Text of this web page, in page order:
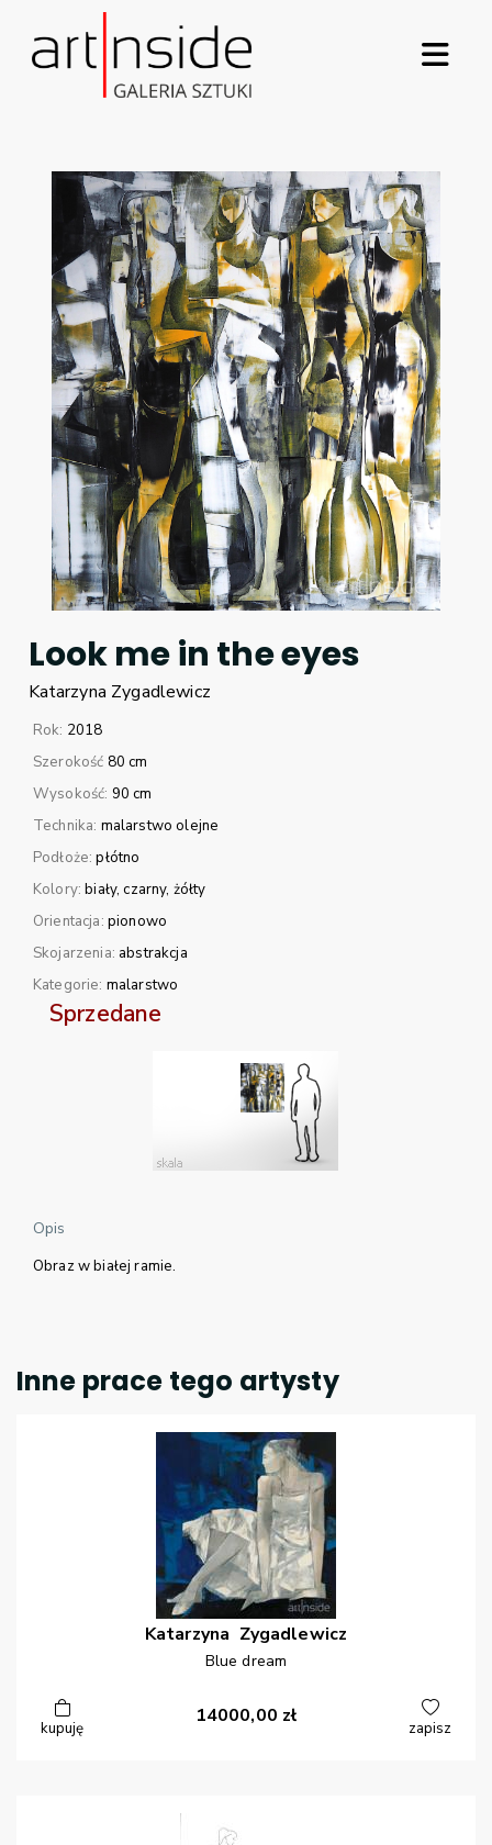
Look me in the eyes
Katarzyna Zygadlewicz
Rok: 2018
Szerokość 80 cm
Wysokość: 90 cm
Technika: malarstwo olejne
Podłoże:płótno
Kolory:biały czarny żółty
Orientacja: pionowo
Skojarzenia: abstrakcja
Kategorie: malarstwo
Sprzedane
Opis
Obraz w białej ramie.
Inne prace tego artysty
Katarzyna Zygadlewicz
Blue dream
kupuję
14000,00 zł
zapisz